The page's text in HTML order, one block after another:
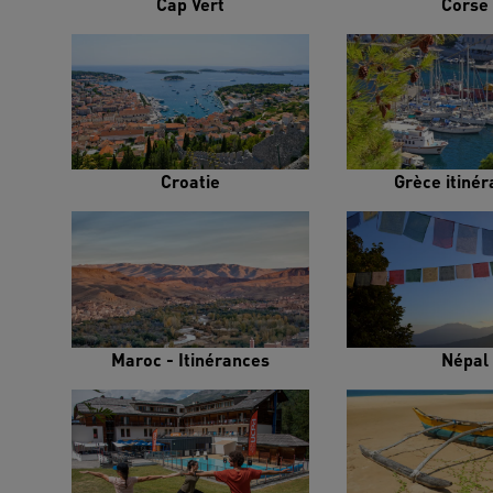
Croatie Grèce
Maroc - Itinérances Népal